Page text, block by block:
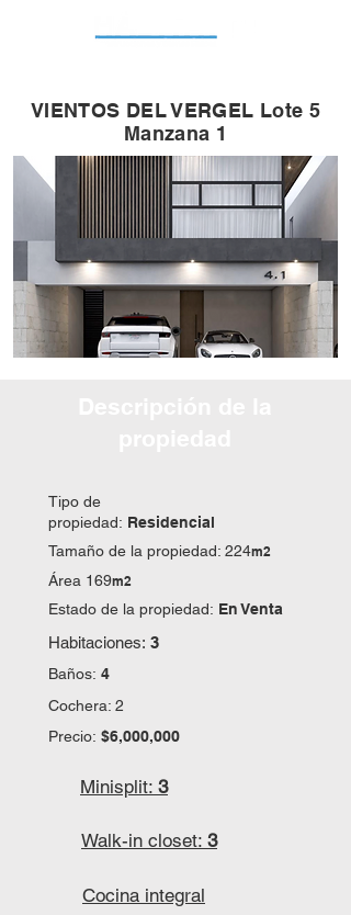
VIENTOS DEL VERGEL Lote 5
Manzana 1
Tipo de
propiedad: Residencial
Tamaño de la propiedad: 224m2
Área 169m2
Estado de la propiedad: En Venta
Habitaciones: 3
Baños: 4
Cochera: 2
Precio: $6,000,000
Minisplit: 3
Walk-in closet: 3
Cocina integral